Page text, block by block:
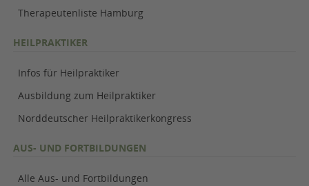
Therapeutenliste Hamburg
HEILPRAKTIKER
Infos für Heilpraktiker
Ausbildung zum Heilpraktiker
Norddeutscher Heilpraktikerkongress
AUS- UND FORTBILDUNGEN
Alle Aus- und Fortbildungen